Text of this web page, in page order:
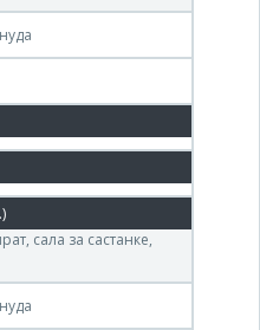
за приватизацију
сала за састанке,